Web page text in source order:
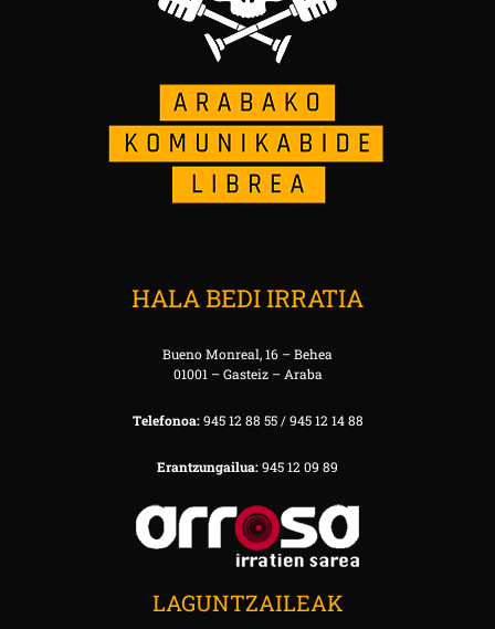
HALA BEDI IRRATIA
Bueno Monreal, 16 – Behea
01001 – Gasteiz – Araba
Telefonoa:945 12 88 55 / 945 12 14 88
Erantzungailua:945 12 09 89
LAGUNTZAILEAK